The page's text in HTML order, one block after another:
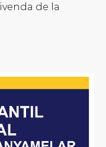
de la